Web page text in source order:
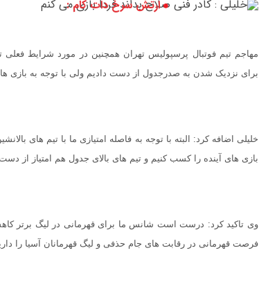
ارتش سرخ دات کام :
مهاجم تیم فوتبال پرسپولیس تهران همچنین در مورد شرایط
برای نزدیک شدن به صدرجدول از دست دادیم ولی با توجه به بازی های
خلیلی اضافه کرد: البته با توجه به فاصله امتیازی ما با تیم های
بازی های آینده را کسب کنیم و تیم های بالای جدول هم امتیاز از
وی تاکید کرد: درست است شانس ما برای قهرمانی در لیگ برتر
فرصت قهرمانی در رقابت های جام حذفی و لیگ قهرمانان آسیا را